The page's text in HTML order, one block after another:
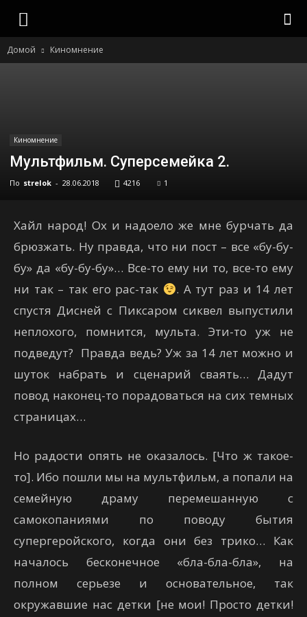
strelok
Домой Киномнение
Киномнение
Мультфильм. Суперсемейка 2.
По strelok - 28.06.2018 4216 1
Хайл народ! Ох и надоело же мне бурчать да
брюзжать. Ну правда, что ни пост – все «бу-бу-
бу» да «бу-бу-бу»… Все-то ему ни то, все-то ему
ни так – так его рас-так
. А тут раз и 14 лет
спустя Дисней с Пиксаром сиквел выпустили
неплохого, помнится, мульта. Эти-то уж не
подведут? Правда ведь? Уж за 14 лет можно и
шуток набрать и сценарий сваять… Дадут
повод наконец-то порадоваться на сих темных
страницах…
Но радости опять не оказалось. [Что ж такое-
то]. Ибо пошли мы на мультфильм, а попали на
семейную драму перемешанную с
самокопаниями по поводу бытия
супергеройского, когда они без трико… Как
началось бесконечное «бла-бла-бла», на
полном серьезе и основательное, так
окружавшие нас детки [не мои! Просто детки!